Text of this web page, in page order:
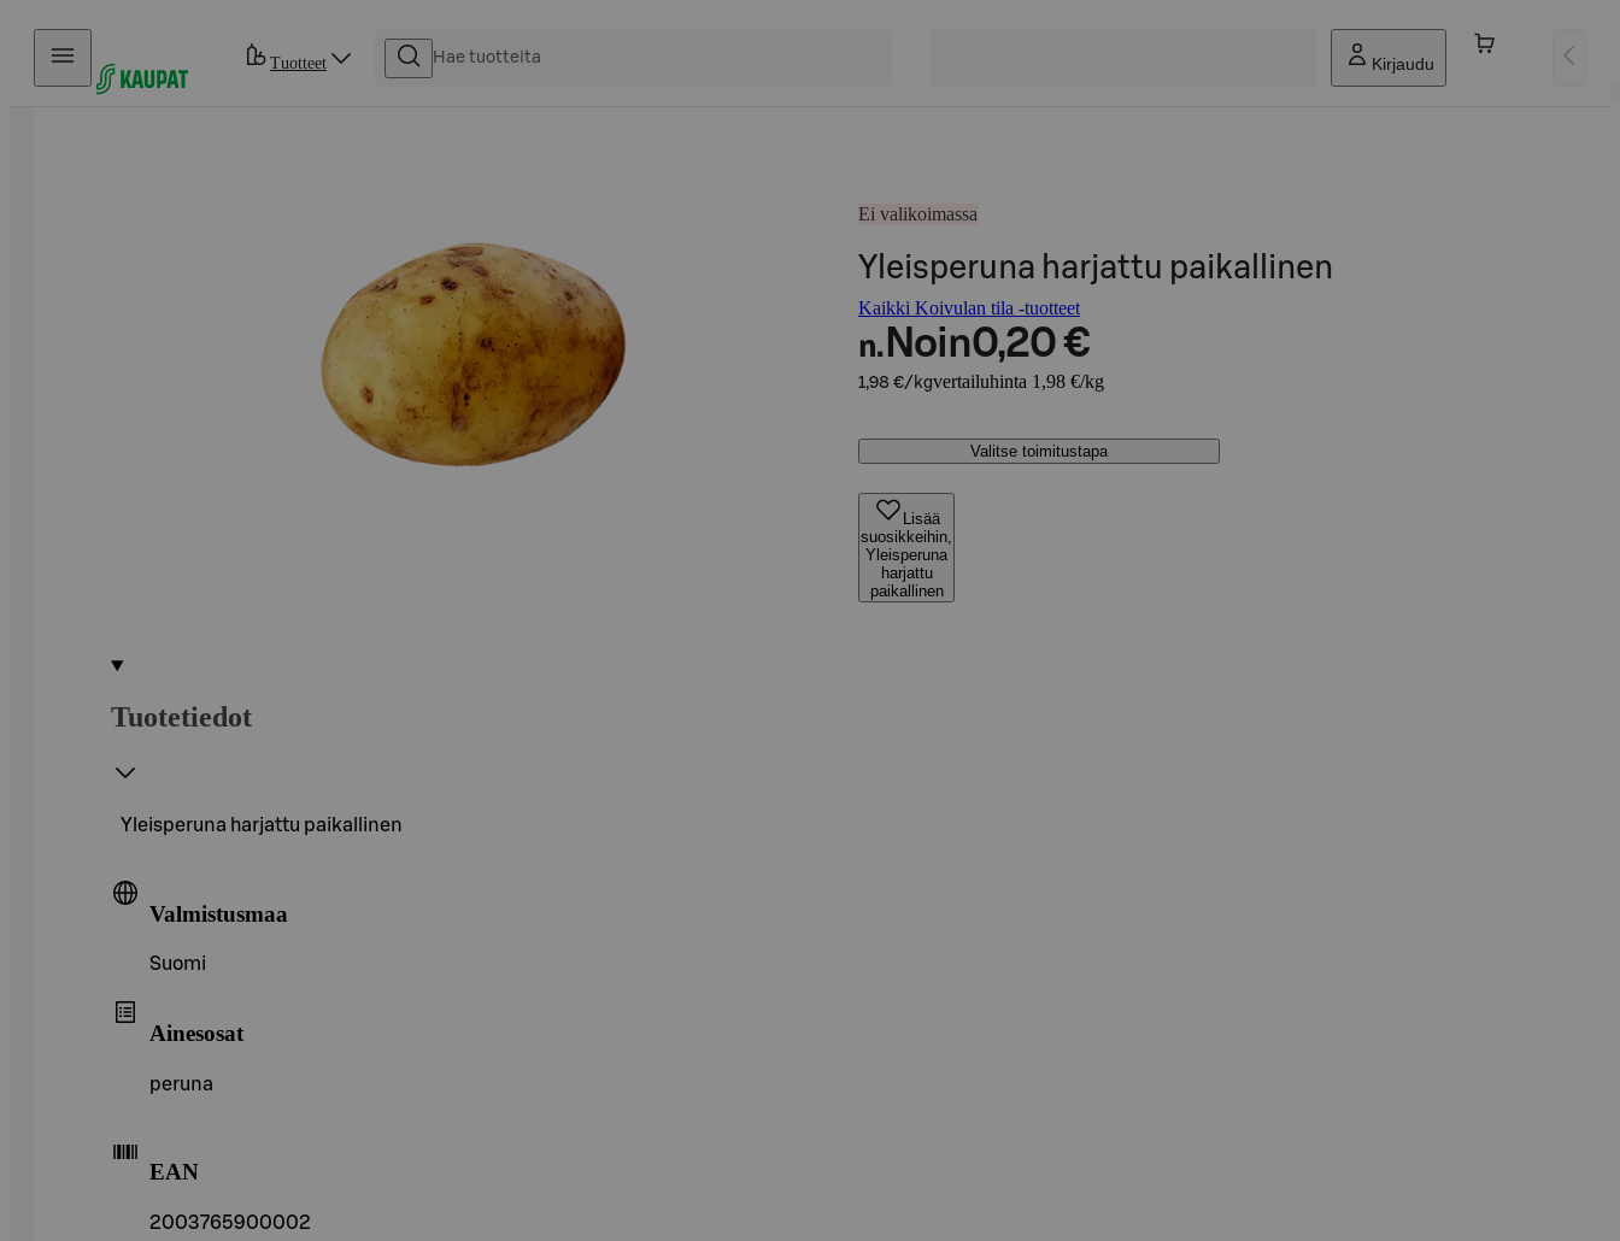
Hyppää sisältöön
Tuotteet Kirjaudu
Ei valikoimassa
Yleisperuna harjattu paikallinen
Kaikki Koivulan tila -tuotteet
n. Noin0,20 €
1,98 €/kgvertailuhinta 1,98 €/kg
Valitse toimitustapa
Lisää
suosikkeihin,
Yleisperuna
harjattu
paikallinen
Tuotetiedot
Yleisperuna harjattu paikallinen
Valmistusmaa
Suomi
Ainesosat
peruna
EAN
2003765900002